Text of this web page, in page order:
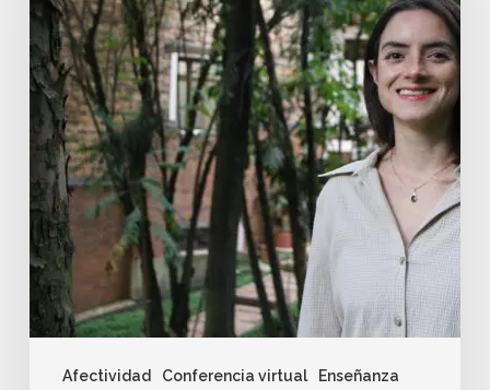
Afectividad Conferencia virtual Enseñanza